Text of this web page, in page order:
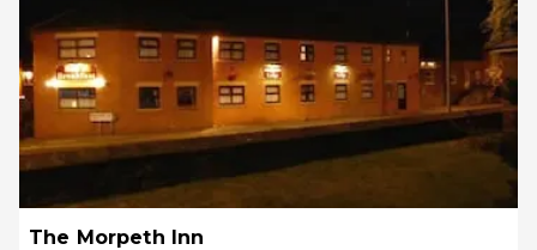
The Morpeth Inn